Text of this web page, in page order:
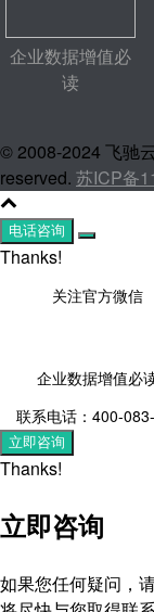
企业数据增值必
读
© 2008-2024 飞驰
reserved. 苏ICP备
电话咨询
Thanks!
关注官方微信
企业数据增值必
联系电话：400-
立即咨询
Thanks!
立即咨询
如果您任何疑问，